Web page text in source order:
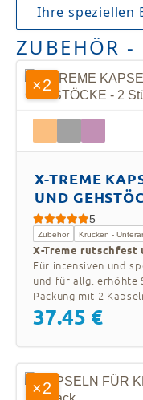
Ihre speziellen
zum
Produkt
zum
Produkt
ZUBEHÖR -
×2
X-TREME
UND
5
Zubehör Krücken -
X-Treme rutschfest
Für intensiven und
und für allg. erhöhte
Packung mit 2
37.45 €
×2